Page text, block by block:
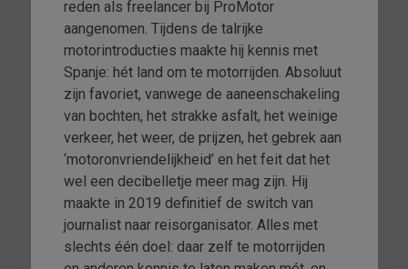
reden als freelancer bij ProMotor
aangenomen. Tijdens de talrijke
motorintroducties maakte hij kennis met
Spanje: hét land om te motorrijden. Absoluut
zijn favoriet, vanwege de aaneenschakeling
van bochten, het strakke asfalt, het weinige
verkeer, het weer, de prijzen, het gebrek aan
‘motoronvriendelijkheid’ en het feit dat het
wel een decibelletje meer mag zijn. Hij
maakte in 2019 definitief de switch van
journalist naar reisorganisator. Alles met
slechts één doel: daar zelf te motorrijden